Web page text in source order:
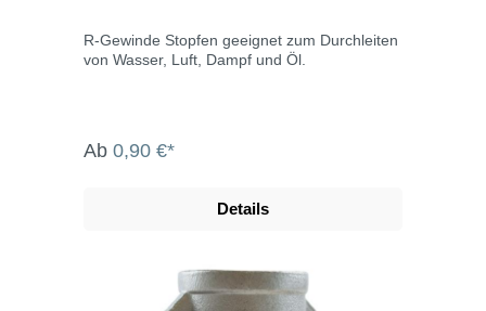
R-Gewinde Stopfen geeignet zum Durchleiten
von Wasser, Luft, Dampf und Öl.
Ab 0,90 €*
Details